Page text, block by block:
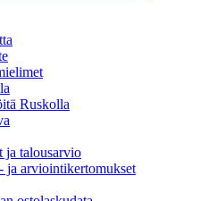
Ruskolla
ja talousarvio
ja arviointikertomukset